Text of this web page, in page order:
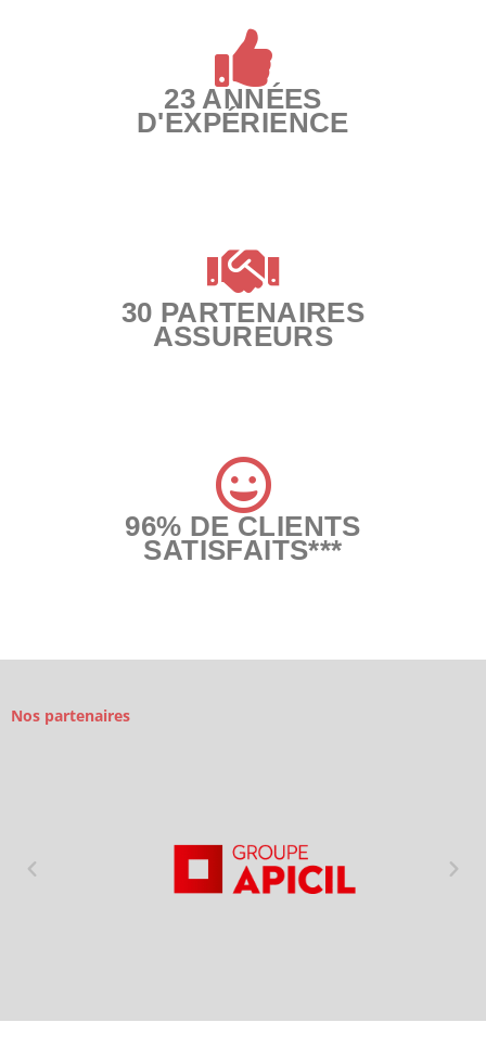
23 ANNÉES
D'EXPÉRIENCE
30 PARTENAIRES
ASSUREURS
96% DE CLIENTS
SATISFAITS***
Nos partenaires